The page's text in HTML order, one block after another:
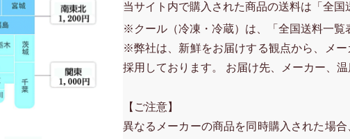
当サイト内で購入された商品の送料は「全国
※クール（冷凍・冷蔵）は、「全国送料一覧
※弊社は、新鮮をお届けする観点から、メ
採用しております。 お届け先、メーカー、
【ご注意】
異なるメーカーの商品を同時購入された場